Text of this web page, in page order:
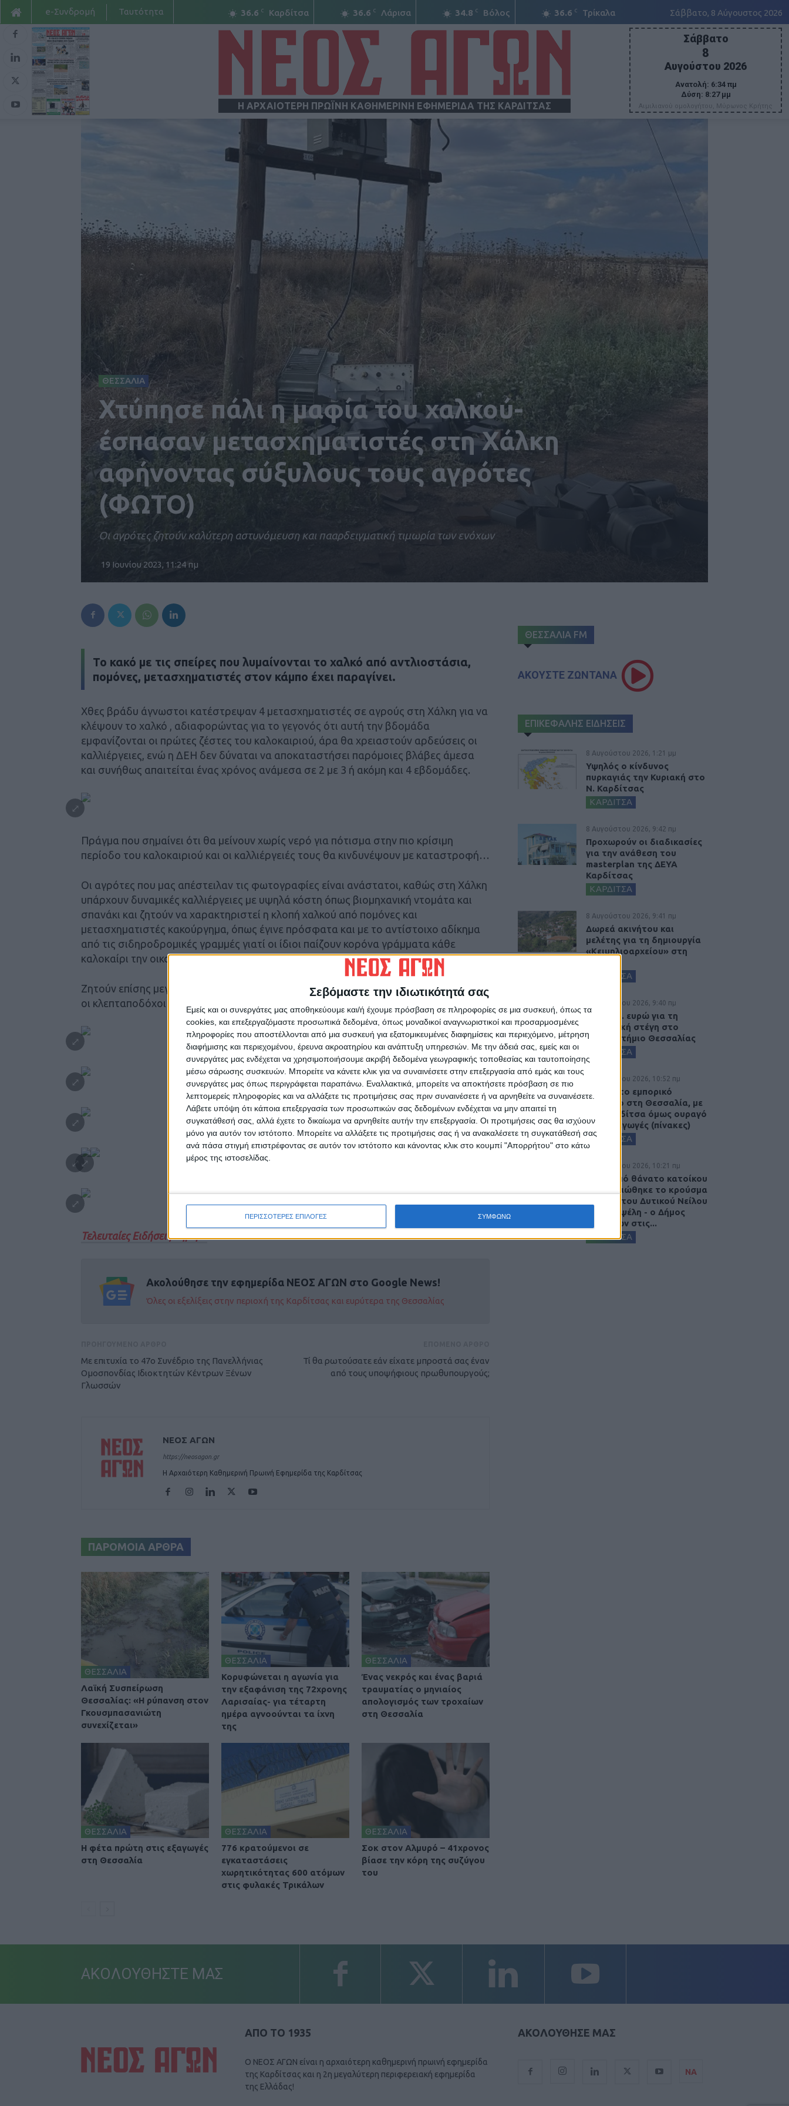
Σεβόμαστε την ιδιωτικότητά σας
Εμείς και οι συνεργάτες μας αποθηκεύουμε και/ή έχουμε πρόσβαση σε πληροφορίες σε μια συσκευή, όπως τα
cookies, και επεξεργαζόμαστε προσωπικά δεδομένα, όπως μοναδικοί αναγνωριστικοί και προσαρμοσμένες
πληροφορίες που αποστέλλονται από μια συσκευή για εξατομικευμένες διαφημίσεις και περιεχόμενο, μέτρηση
διαφήμισης και περιεχομένου, έρευνα ακροατηρίου και ανάπτυξη υπηρεσιών. Με την άδειά σας, εμείς και οι
συνεργάτες μας ενδέχεται να χρησιμοποιήσουμε ακριβή δεδομένα γεωγραφικής τοποθεσίας και ταυτοποίησης
μέσω σάρωσης συσκευών. Μπορείτε να κάνετε κλικ για να συναινέσετε στην επεξεργασία από εμάς και τους
συνεργάτες μας όπως περιγράφεται παραπάνω. Εναλλακτικά, μπορείτε να αποκτήσετε πρόσβαση σε πιο
λεπτομερείς πληροφορίες και να αλλάξετε τις προτιμήσεις σας πριν συναινέσετε ή να αρνηθείτε να συναινέσετε.
Λάβετε υπόψη ότι κάποια επεξεργασία των προσωπικών σας δεδομένων ενδέχεται να μην απαιτεί τη
συγκατάθεσή σας, αλλά έχετε το δικαίωμα να αρνηθείτε αυτήν την επεξεργασία. Οι προτιμήσεις σας θα ισχύουν
μόνο για αυτόν τον ιστότοπο. Μπορείτε να αλλάξετε τις προτιμήσεις σας ή να ανακαλέσετε τη συγκατάθεσή σας
ανά πάσα στιγμή επιστρέφοντας σε αυτόν τον ιστότοπο και κάνοντας κλικ στο κουμπί "Απορρήτου" στο κάτω
μέρος της ιστοσελίδας.
ΠΕΡΙΣΣΟΤΕΡΕΣ ΕΠΙΛΟΓΕΣ ΣΥΜΦΩΝΩ
36.6 C Καρδίτσα 36.6 C Λάρισα 34.8 C Βόλος 36.6 C Τρίκαλα Σάββατο, 8 Αύγουστος 2026
e-Συνδρομή Ταυτότητα
Η ΑΡΧΑΙΟΤΕΡΗ ΠΡΩΪΝΗ ΚΑΘΗΜΕΡΙΝΗ ΕΦΗΜΕΡΙΔΑ ΤΗΣ ΚΑΡΔΙΤΣΑΣ
ΑΓΩΝ
Σάββατο
8
Αυγούστου 2026
Ανατολή: 6:34 πμ
Δύση: 8:27 μμ
Αιμιλιανού ομολογήτου, Μύρωνος Κρήτης
ΘΕΣΣΑΛΙΑ
Χτύπησε πάλι η μαφία του χαλκού-
έσπασαν μετασχηματιστές στη Χάλκη
αφήνοντας σύξυλους τους αγρότες
(ΦΩΤΟ)
Οι αγρότες ζητούν καλύτερη αστυνόμευση και πααρδειγματική τιμωρία των ενόχων
19 Ιουνίου 2023, 11:24 πμ
Το κακό με τις σπείρες που λυμαίνονται το χαλκό από αντλιοστάσια,
πομόνες, μετασχηματιστές στον κάμπο έχει παραγίνει.
Χθες βράδυ άγνωστοι κατέστρεψαν 4 μετασχηματιστές σε αγρούς στη Χάλκη για να
κλέψουν το χαλκό , αδιαφορώντας για το γεγονός ότι αυτή την βδομάδα
εμφανίζονται οι πρώτες ζέστες του καλοκαιριού, άρα θα χρειαστούν αρδεύσεις οι
καλλιέργειες, ενώ η ΔΕΗ δεν δύναται να αποκαταστήσει παρόμοιες βλάβες άμεσα
και συνήθως απαιτείται ένας χρόνος ανάμεσα σε 2 με 3 ή ακόμη και 4 εβδομάδες.
Πράγμα που σημαίνει ότι θα μείνουν χωρίς νερό για πότισμα στην πιο κρίσιμη
περίοδο του καλοκαιριού και οι καλλιέργειές τους θα κινδυνέψουν με καταστροφή…
Οι αγρότες που μας απέστειλαν τις φωτογραφίες είναι ανάστατοι, καθώς στη Χάλκη
υπάρχουν δυναμικές καλλιέργειες με υψηλά κόστη όπως βιομηχανική ντομάτα και
σπανάκι και ζητούν να χαρακτηριστεί η κλοπή χαλκού από πομόνες και
μετασχηματιστές κακούργημα, όπως έγινε πρόσφατα και με το αντίστοιχο αδίκημα
από τις σιδηροδρομικές γραμμές γιατί οι ίδιοι παίζουν κορόνα γράμματα κάθε
καλοκαίρι την οικονομική τους επιβίωση.
Ζητούν επίσης μεγαλύτερη αστυνόμευση στα χωριά και επιτέλους να διωχθούν και
οι κλεπταποδόχοι του χαλκού, ώστε να παταχθει το κακό στη ρίζα του…
Τελευταίες Ειδήσεις Σήμερα
Ακολούθησε την εφημερίδα ΝΕΟΣ ΑΓΩΝ στο Google News!
Όλες οι εξελίξεις στην περιοχή της Καρδίτσας και ευρύτερα της Θεσσαλίας
Με επιτυχία το 47ο Συνέδριο της Πανελλήνιας
Ομοσπονδίας Ιδιοκτητών Κέντρων Ξένων
Γλωσσών
Τί θα ρωτούσατε εάν είχατε μπροστά σας έναν
από τους υποψήφιους πρωθυπουργούς;
ΝΕΟΣ ΑΓΩΝ
https://neosagon.gr
Η Αρχαιότερη Καθημερινή Πρωινή Εφημερίδα της Καρδίτσας
ΠΑΡΟΜΟΙΑ ΑΡΘΡΑ
ΘΕΣΣΑΛΙΑ
Λαϊκή Συσπείρωση
Θεσσαλίας: «Η ρύπανση στον
Γκουσμπασανιώτη
συνεχίζεται»
ΘΕΣΣΑΛΙΑ
Κορυφώνεται η αγωνία για
την εξαφάνιση της 72χρονης
Λαρισαίας- για τέταρτη
ημέρα αγνοούνται τα ίχνη
της
ΘΕΣΣΑΛΙΑ
Ένας νεκρός και ένας βαριά
τραυματίας ο μηνιαίος
απολογισμός των τροχαίων
στη Θεσσαλία
ΘΕΣΣΑΛΙΑ
Η φέτα πρώτη στις εξαγωγές
στη Θεσσαλία
ΘΕΣΣΑΛΙΑ
776 κρατούμενοι σε
εγκαταστάσεις
χωρητικότητας 600 ατόμων
στις φυλακές Τρικάλων
ΘΕΣΣΑΛΙΑ
Σοκ στον Αλμυρό – 41χρονος
βίασε την κόρη της συζύγου
του
ΘΕΣΣΑΛΙΑ FM
ΑΚΟΥΣΤΕ ΖΩΝΤΑΝΑ
ΕΠΙΚΕΦΑΛΗΣ ΕΙΔΗΣΕΙΣ
8 Αυγούστου 2026, 1:21 μμ
Υψηλός ο κίνδυνος
πυρκαγιάς την Κυριακή στο
Ν. Καρδίτσας
ΚΑΡΔΙΤΣΑ
8 Αυγούστου 2026, 9:42 πμ
Προχωρούν οι διαδικασίες
για την ανάθεση του
masterplan της ΔΕΥΑ
Καρδίτσας
ΚΑΡΔΙΤΣΑ
8 Αυγούστου 2026, 9:41 πμ
Δωρεά ακινήτου και
μελέτης για τη δημιουργία
«Κειμηλιοαρχείου» στη
ΚΑΡΔΙΤΣΑ
8 Αυγούστου 2026, 9:40 πμ
2,3 εκατ. ευρώ για τη
φοιτητική στέγη στο
Πανεπιστήμιο Θεσσαλίας
ΚΑΡΔΙΤΣΑ
7 Αυγούστου 2026, 10:52 πμ
Θετικό το εμπορικό
ισοζύγιο στη Θεσσαλία, με
την Καρδίτσα όμως ουραγό
στις εξαγωγές (πίνακες)
ΚΑΡΔΙΤΣΑ
7 Αυγούστου 2026, 10:21 πμ
Μετά από θάνατο κατοίκου
επιβεβαιώθηκε το κρούσμα
του ιού του Δυτικού Νείλου
στην Κυψέλη - ο Δήμος
Σοφάδων στις...
ΚΑΡΔΙΤΣΑ
ΑΚΟΛΟΥΘΗΣΤΕ ΜΑΣ
ΑΠΟ ΤΟ 1935
Ο ΝΕΟΣ ΑΓΩΝ είναι η αρχαιότερη καθημερινή πρωινή εφημερίδα
της Καρδίτσας και η 2η μεγαλύτερη περιφερειακή εφημερίδα
της Ελλάδας!
ΑΚΟΛΟΥΘΗΣΕ ΜΑΣ
ΝΑ